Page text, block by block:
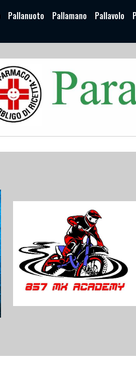
Pallanuoto Pallamano Pallavolo